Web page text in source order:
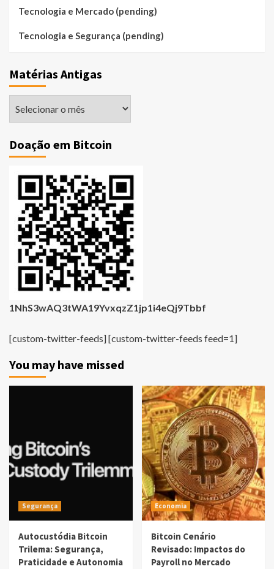
Tecnologia e Mercado (pending)
Tecnologia e Segurança (pending)
Matérias Antigas
Doação em Bitcoin
1NhS3wAQ3tWA19YvxqzZ1jp1i4eQj9Tbbf
[custom-twitter-feeds] [custom-twitter-feeds feed=1]
You may have missed
Segurança
Autocustódia Bitcoin
Trilema: Segurança,
Praticidade e Autonomia
Economia
Bitcoin Cenário
Revisado: Impactos do
Payroll no Mercado